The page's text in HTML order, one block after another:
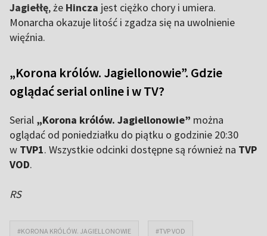
Jagiełłę, że Hincza jest ciężko chory i umiera.
Monarcha okazuje litość i zgadza się na uwolnienie
więźnia.
„Korona królów. Jagiellonowie”. Gdzie
oglądać serial online i w TV?
Serial „Korona królów. Jagiellonowie” można
oglądać od poniedziałku do piątku o godzinie 20:30
w TVP1. Wszystkie odcinki dostępne są również na TVP
VOD.
RS
#KORONA KRÓLÓW. JAGIELLONOWIE #TVP VOD